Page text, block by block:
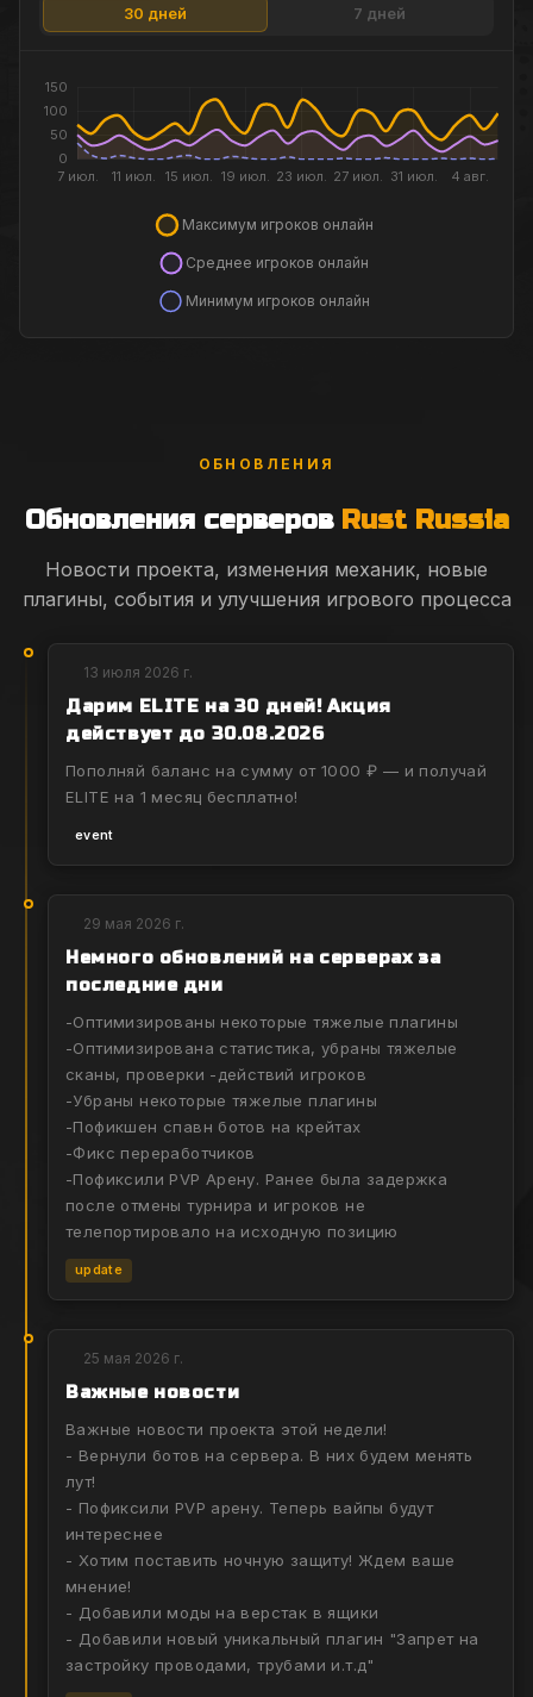
30 дней 7 дней
ОБНОВЛЕНИЯ
Обновления серверов Rust Russia
Новости проекта, изменения механик, новые
плагины, события и улучшения игрового процесса
13 июля 2026 г.
Дарим ELITE на 30 дней! Акция
действует до 30.08.2026
Пополняй баланс на сумму от 1000 ₽ — и получай
ELITE на 1 месяц бесплатно!
event
29 мая 2026 г.
Немного обновлений на серверах за
последние дни
-Оптимизированы некоторые тяжелые плагины
-Оптимизирована статистика, убраны тяжелые
сканы, проверки -действий игроков
-Убраны некоторые тяжелые плагины
-Пофикшен спавн ботов на крейтах
-Фикс переработчиков
-Пофиксили PVP Арену. Ранее была задержка
после отмены турнира и игроков не
телепортировало на исходную позицию
update
25 мая 2026 г.
Важные новости
Важные новости проекта этой недели!
- Вернули ботов на сервера. В них будем менять
лут!
- Пофиксили PVP арену. Теперь вайпы будут
интереснее
- Хотим поставить ночную защиту! Ждем ваше
мнение!
- Добавили моды на верстак в ящики
- Добавили новый уникальный плагин "Запрет на
застройку проводами, трубами и.т.д"